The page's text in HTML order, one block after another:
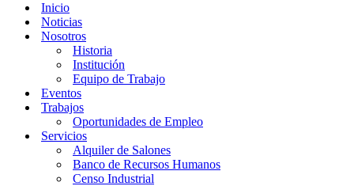
Inicio
Noticias
Nosotros
Historia
Institución
Equipo de Trabajo
Eventos
Trabajos
Oportunidades de Empleo
Servicios
Alquiler de Salones
Banco de Recursos Humanos
Censo Industrial